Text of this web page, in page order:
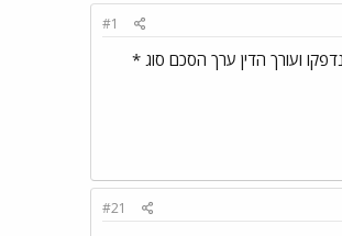
#1
ועורך הדין ערך הסכם סוג *
#21